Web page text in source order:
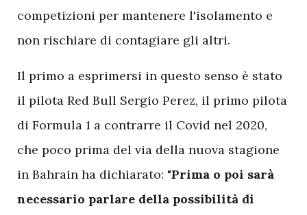
competizioni per mantenere l'isolamento e
non rischiare di contagiare gli altri.
Il primo a esprimersi in questo senso è stato
il pilota Red Bull Sergio Perez, il primo pilota
di Formula 1 a contrarre il Covid nel 2020,
che poco prima del via della nuova stagione
in Bahrain ha dichiarato: "Prima o poi sarà
necessario parlare della possibilità di